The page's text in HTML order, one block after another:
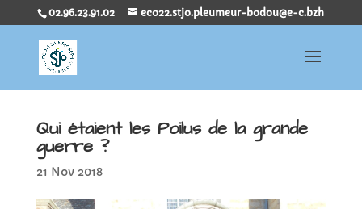
02.96.23.91.02 eco22.stjo.pleumeur-bodou@e-c.bzh
Qui étaient les Poilus de la grande
guerre ?
21 Nov 2018